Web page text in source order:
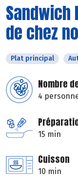
Sandwich
de chez
Plat principal
Nombre
4
15 min
Cuisson
10 min